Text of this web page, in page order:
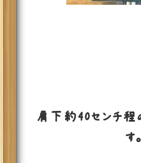
肩下約40センチ程
す。